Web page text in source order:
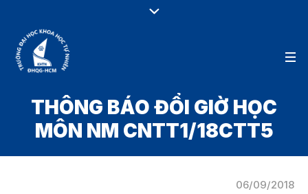
THÔNG BÁO ĐỔI GIỜ HỌC
MÔN NM CNTT1/18CTT5
06/09/2018